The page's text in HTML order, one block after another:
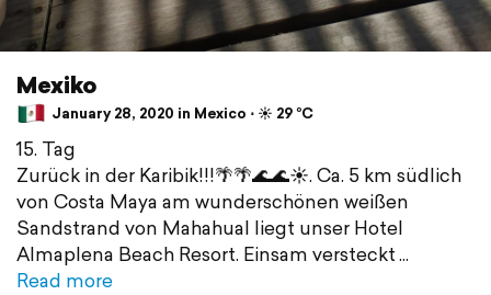
Mexiko
January 28, 2020 in Mexico ⋅ ☀️ 29 °C
15. Tag
Zurück in der Karibik!!!🌴🌴🌊🌊☀️. Ca. 5 km südlich
von Costa Maya am wunderschönen weißen
Sandstrand von Mahahual liegt unser Hotel
Almaplena Beach Resort. Einsam versteckt
Read more